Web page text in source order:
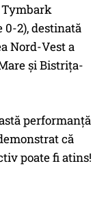
Tymbark
0-2), destinată
Nord-Vest a
și Bistrița-
performanță
că
poate fi atins!